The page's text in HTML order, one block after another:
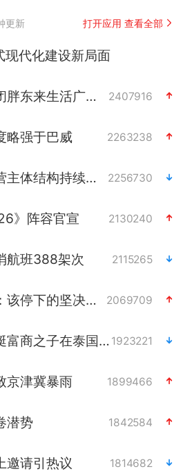
更新 打开应用 查看全部
现代化建设新局面
于东来回应关闭胖东来生活广场店 2407916
略强于巴威 2263238
上半年我国经营主体结构持续优化 2256730
》阵容官宣 2130240
航班388架次 2115265
浙江省委书记：该停下的坚决停下来 2069709
中国籍豪华游艇富商之子在泰国被杀 1923221
京津冀暴雨 1899466
潜势 1842584
邀请引热议 1814682